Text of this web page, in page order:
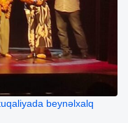
beynəlxalq